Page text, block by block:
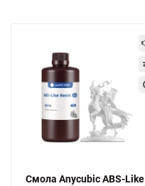
Смола Anycubic ABS-Like